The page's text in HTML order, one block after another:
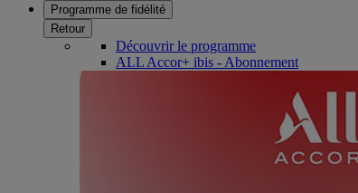
Programme de fidélité
Retour
Découvrir le programme
ALL Accor+ ibis - Abonnement